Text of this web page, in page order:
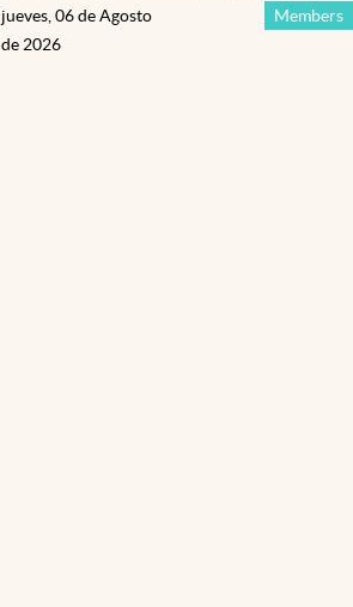
Members
jueves, 06 de Agosto
de 2026